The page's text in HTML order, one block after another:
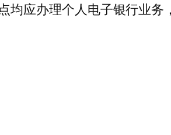
均应办理个人电子银行业务